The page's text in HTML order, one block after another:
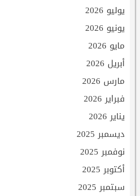
يوليو 2026
يونيو 2026
مايو 2026
أبريل 2026
مارس 2026
فبراير 2026
يناير 2026
ديسمبر 2025
نوفمبر 2025
أكتوبر 2025
سبتمبر 2025